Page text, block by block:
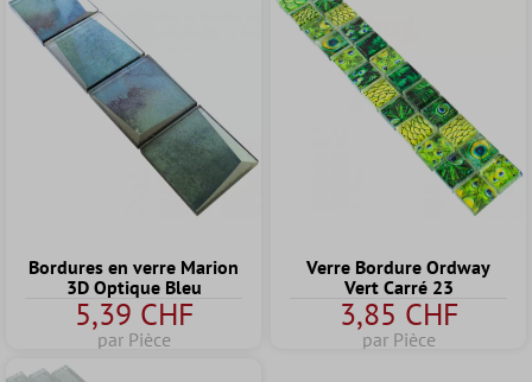
Bordures en verre Marion
3D Optique Bleu
5,39 CHF
par Pièce
Verre Bordure Ordway
Vert Carré 23
3,85 CHF
par Pièce